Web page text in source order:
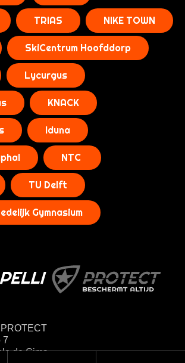
TRIAS NIKE TOWN
SkiCentrum Hoofddorp
Lycurgus
KNACK
Iduna
NTC
TU Delft
Gymnasium
7
de Cima